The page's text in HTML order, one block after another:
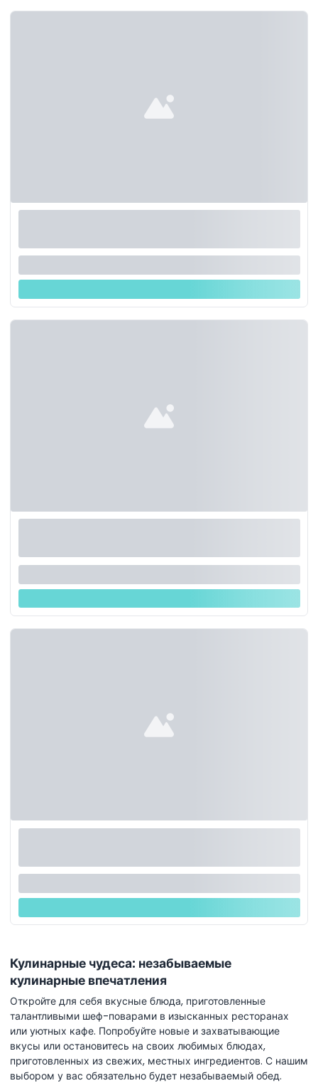
Кулинарные чудеса: незабываемые
кулинарные впечатления
Откройте для себя вкусные блюда, приготовленные
талантливыми шеф-поварами в изысканных ресторанах
или уютных кафе. Попробуйте новые и захватывающие
вкусы или остановитесь на своих любимых блюдах,
приготовленных из свежих, местных ингредиентов. С нашим
выбором у вас обязательно будет незабываемый обед.